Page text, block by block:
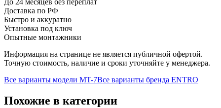
До 24 месяцев без переплат
Доставка по РФ
Быстро и аккуратно
Установка под ключ
Опытные монтажники
Информация на странице не является публичной офертой.
Точную стоимость, наличие и сроки уточняйте у менеджера.
Все варианты модели MT-7Все варианты бренда ENTRO
Похожие в категории